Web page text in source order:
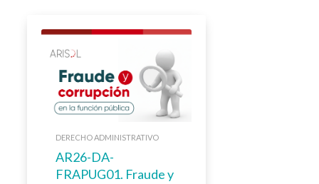
DERECHO ADMINISTRATIVO
AR26-DA-
FRAPUG01. Fraude y